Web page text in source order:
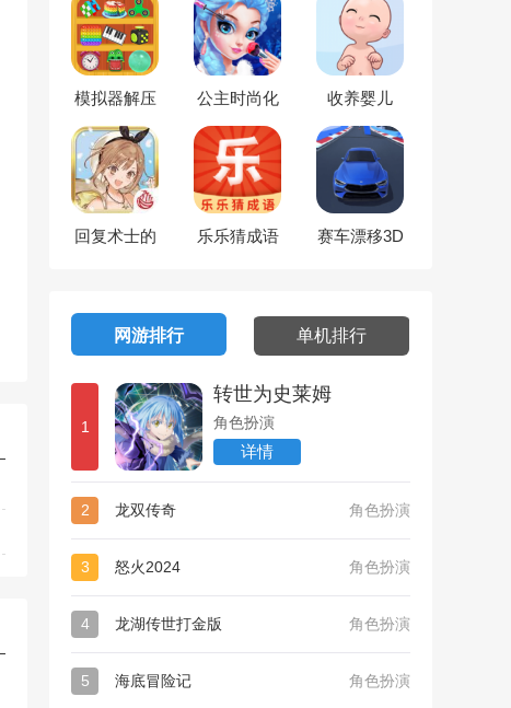
模拟器解压
公主时尚化
收养婴儿
回复术士的
乐乐猜成语 赛车漂移3D
网游排行 单机排行
1
转世为史莱姆
角色扮演
详情
2 龙双传奇 角色扮演
3 怒火2024 角色扮演
4 龙湖传世打金版 角色扮演
5 海底冒险记 角色扮演